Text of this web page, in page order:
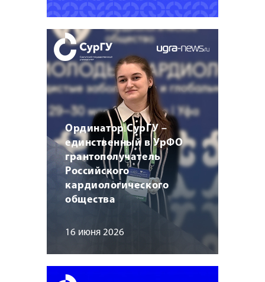
Ординатор СурГУ –
единственный в УрФО
грантополучатель
Российского
кардиологического
общества
16 июня 2026